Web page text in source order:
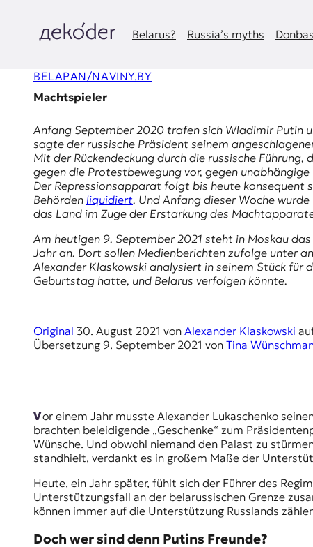
springen
Belarus? Russia’s myths
BELAPAN/NAVINY.BY
Machtspieler
Anfang September 2020 trafen sich Wladimir Putin
sagte der russische Präsident seinem
Mit der Rückendeckung durch die russische
gegen die Protestbewegung vor, gegen
Der Repressionsapparat folgt bis heute konsequent
Behörden liquidiert. Und Anfang dieser Woche wurde
das Land im Zuge der Erstarkung des
Am heutigen 9. September 2021 steht in Moskau
Jahr an. Dort sollen Medienberichten zufolge unter
Alexander Klaskowski analysiert in seinem Stück für
Geburtstag hatte, und Belarus verfolgen könnte.
Original 30. August 2021 von Alexander Klaskowski
Übersetzung 9. September 2021 von Tina
Vor einem Jahr musste Alexander Lukaschenko
brachten beleidigende „Geschenke“ zum
Wünsche. Und obwohl niemand den Palast zu
standhielt, verdankt es in großem Maße der
Heute, ein Jahr später, fühlt sich der Führer des
Unterstützungsfall an der belarussischen Grenze
können immer auf die Unterstützung Russlands
Doch wer sind denn Putins Freunde?